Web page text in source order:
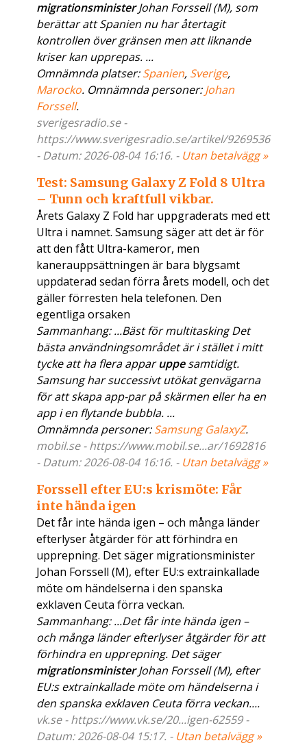
migrationsministerJohan Forssell (M), som
berättar att Spanien nu har återtagit
kontrollen över gränsen men att liknande
kriser kan upprepas. ...
Omnämnda platser:Spanien, Sverige,
Marocko. Omnämnda personer:Johan
Forssell.
sverigesradio.se -
https://www.sverigesradio.se/artikel/9269536
- Datum: 2026-08-04 16:16. - Utan betalvägg »
Test: Samsung Galaxy Z Fold 8 Ultra
– Tunn och kraftfull vikbar.
Årets Galaxy Z Fold har uppgraderats med ett
Ultra i namnet. Samsung säger att det är för
att den fått Ultra-kameror, men
kanerauppsättningen är bara blygsamt
uppdaterad sedan förra årets modell, och det
gäller förresten hela telefonen. Den
egentliga orsaken
Sammanhang: ...Bäst för multitasking Det
bästa användningsområdet är i stället i mitt
tycke att ha flera apparuppesamtidigt.
Samsung har successivt utökat genvägarna
för att skapa app-par på skärmen eller ha en
app i en flytande bubbla. ...
Omnämnda personer:Samsung GalaxyZ.
mobil.se - https://www.mobil.se...ar/1692816
- Datum: 2026-08-04 16:16. - Utan betalvägg »
Forssell efter EU:s krismöte: Får
inte hända igen
Det får inte hända igen – och många länder
efterlyser åtgärder för att förhindra en
upprepning. Det säger migrationsminister
Johan Forssell (M), efter EU:s extrainkallade
möte om händelserna i den spanska
exklaven Ceuta förra veckan.
Sammanhang: ...Det får inte hända igen –
och många länder efterlyser åtgärder för att
förhindra en upprepning. Det säger
migrationsministerJohan Forssell (M), efter
EU:s extrainkallade möte om händelserna i
den spanska exklaven Ceuta förra veckan....
vk.se - https://www.vk.se/20...igen-62559 -
Datum: 2026-08-04 15:17. - Utan betalvägg »